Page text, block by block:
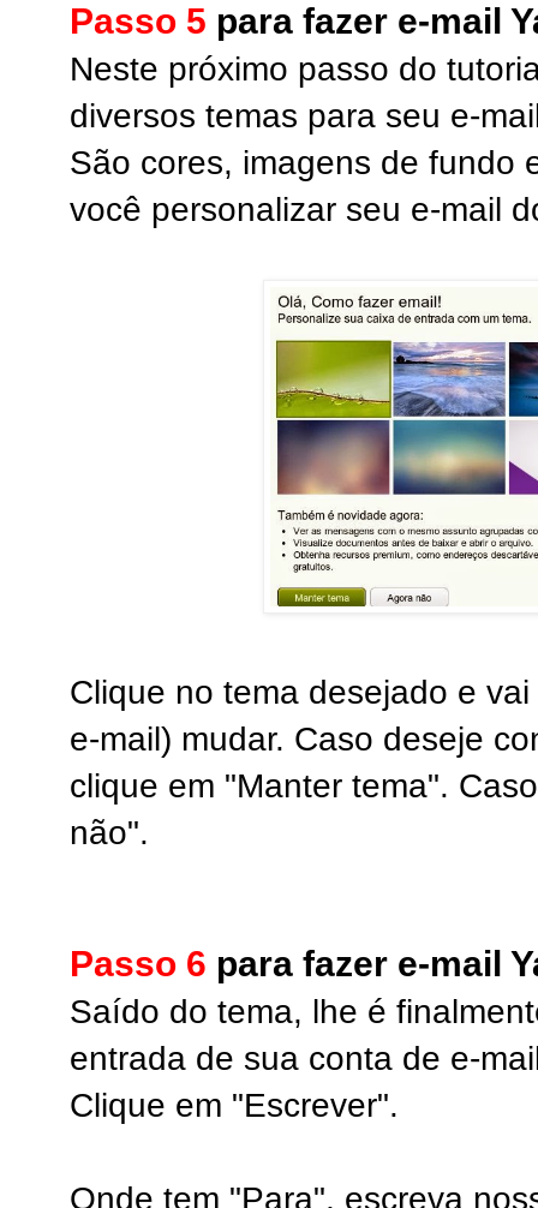
Passo 5 para fazer e-mail
Neste próximo passo do
diversos temas para seu e-
São cores, imagens de fundo
você personalizar seu e-mail
Clique no tema desejado e
e-mail) mudar. Caso deseje
clique em "Manter tema".
não".
Passo 6 para fazer e-mail
Saído do tema, lhe é
entrada de sua conta de e-
Clique em "Escrever".
Onde tem "Para", escreva